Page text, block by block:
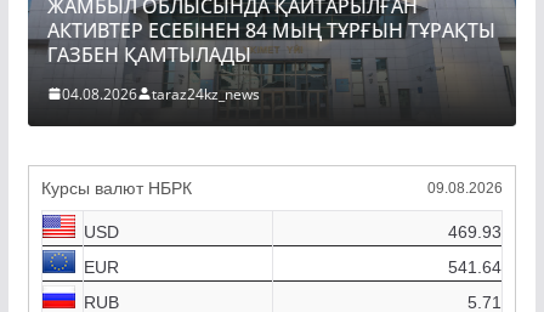
BASTY BET BILİK JAŃALYQTAR TARAZ 24 ONLINE KZ
ТОҚАЕВ БІРНЕШЕ ІРІ АВТОЖОЛ ЖОБАСЫНЫҢ
ҚҰРЫЛЫСЫН РЕСМИ ТҮРДЕ БАСТАП БЕРДІ
Курсы валют НБРК 09.08.2026